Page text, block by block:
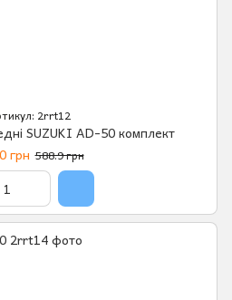
2rrt12
SUZUKI AD-50 комплект
грн 588.9 грн